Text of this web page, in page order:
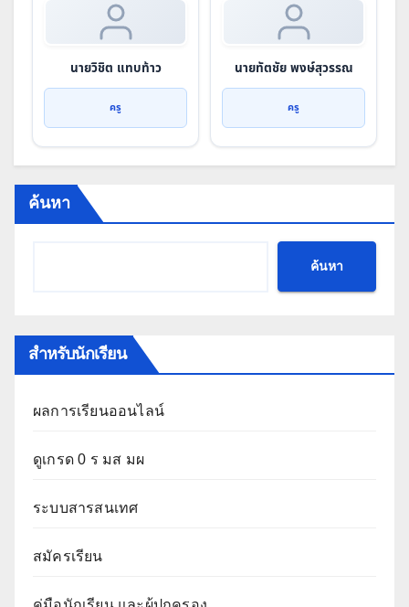
นายวิชิต แทบท้าว
ครู
นายทัตชัย พงษ์สุวรรณ
ครู
ค้นหา
ค้นหา
สำหรับนักเรียน
ผลการเรียนออนไลน์
ดูเกรด 0 ร มส มผ
ระบบสารสนเทศ
สมัครเรียน